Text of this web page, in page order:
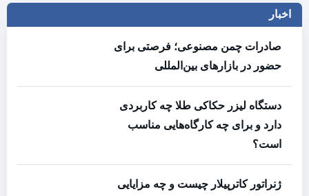
اخبار
صادرات چمن مصنوعی؛ فرصتی برای
حضور در بازارهای بین‌المللی
دستگاه لیزر حکاکی طلا چه کاربردی
دارد و برای چه کارگاه‌هایی مناسب
است؟
ژنراتور کاترپیلار چیست و چه مزایایی